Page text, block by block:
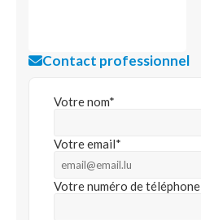
Contact professionnel
Votre nom*
Votre email*
Votre numéro de téléphone